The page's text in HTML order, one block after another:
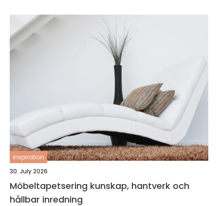
inspiration
30. July 2026
Möbeltapetsering kunskap, hantverk och
hållbar inredning